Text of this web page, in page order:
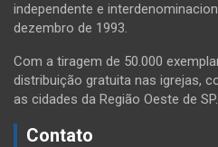
independente e
dezembro de 1993.
Com a tiragem de 50.000
distribuição gratuita nas igrejas,
as cidades da Região Oeste de SP.
Contato